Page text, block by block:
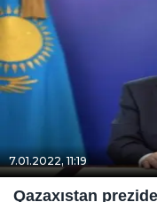
7.01.2022, 11:19
Qazaxıstan